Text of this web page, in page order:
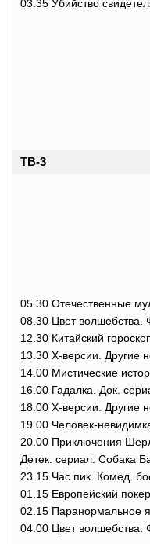
03.35 Убийство
ТВ-3
05.30 Отечественные
08.30 Цвет волшебства.
12.30 Китайский
13.30 Х-версии. Другие
14.00 Мистические
16.00 Гадалка. Док.
18.00 Х-версии. Другие
19.00 Человек-
20.00 Приключения
Детек. сериал. Собака
23.15 Час пик. Комед.
01.15 Европейский
02.15 Паранормальное
04.00 Цвет волшебства.